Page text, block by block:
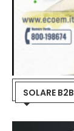
SOLARE